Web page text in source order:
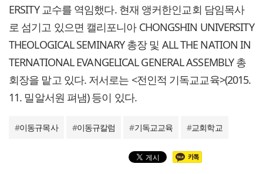
ERSITY 교수를 역임했다. 현재 앵커한인교회 담임목사
로 섬기고 있으면 캘리포니아 CHONGSHIN UNIVERSITY
THEOLOGICAL SEMINARY 총장 및 ALL THE NATION IN
TERNATIONAL EVANGELICAL GENERAL ASSEMBLY 총
회장을 맡고 있다. 저서로는 <전인적 기독교교육>(2015.
11. 밀알서원 펴냄) 등이 있다.
#이동규목사 #이동규칼럼 #기독교교육 #교회학교